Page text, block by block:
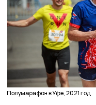
Полумарафон в Уфе, 2021 год